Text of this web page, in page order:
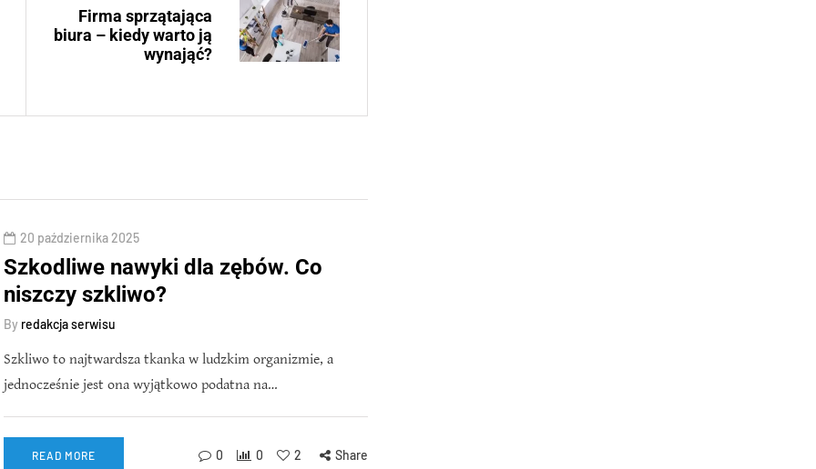
Firma sprzątająca
biura – kiedy warto ją
wynająć?
20 października 2025
Szkodliwe nawyki dla zębów. Co
niszczy szkliwo?
By redakcja serwisu
Szkliwo to najtwardsza tkanka w ludzkim organizmie, a
jednocześnie jest ona wyjątkowo podatna na…
READ MORE 0 0 2 Share